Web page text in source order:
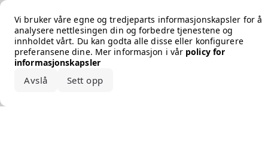
Vi bruker våre egne og tredjeparts informasjonskapsler for å
analysere nettlesingen din og forbedre tjenestene og
innholdet vårt. Du kan godta alle disse eller konfigurere
preferansene dine. Mer informasjon i vår policy for
informasjonskapsler
Avslå Sett opp
Error loading the brand